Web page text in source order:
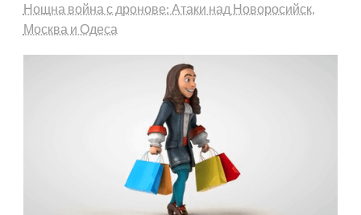
Нощна война с дронове: Атаки над Новоросийск,
Москва и Одеса